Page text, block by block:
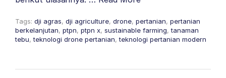
Tags: dji agras, dji agriculture, drone, pertanian, pertanian
berkelanjutan, ptpn, ptpn x, sustainable farming,tanaman
tebu,teknologi drone pertanian,teknologi pertanian modern